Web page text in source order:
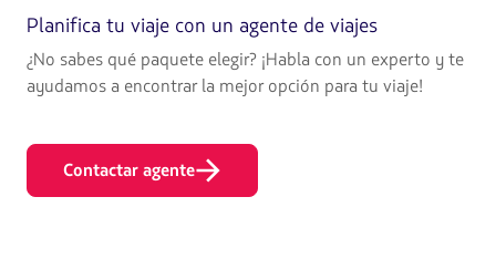
Planifica tu viaje con un agente de viajes
¿No sabes qué paquete elegir? ¡Habla con un experto y te
ayudamos a encontrar la mejor opción para tu viaje!
Contactar agente